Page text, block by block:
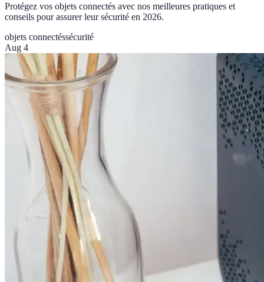
Protégez vos objets connectés avec nos meilleures pratiques et
conseils pour assurer leur sécurité en 2026.
objets connectéssécurité
Aug 4